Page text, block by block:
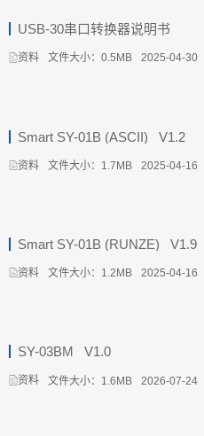
资料
USB-30串口转换器说明书
文件大小：0.5MB 2025-04-30
资料
Smart SY-01B (ASCII) _V1.2
文件大小：1.7MB 2025-04-16
资料
Smart SY-01B (RUNZE) _V1.9
文件大小：1.2MB 2025-04-16
资料
SY-03BM _V1.0
文件大小：1.6MB 2026-07-24